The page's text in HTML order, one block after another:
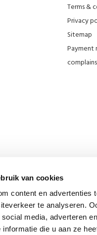
van cookies
content en
te analyseren.
media, adverteren
informatie die u aan ze
Terms &
Privacy
Sitemap
Payment
complains